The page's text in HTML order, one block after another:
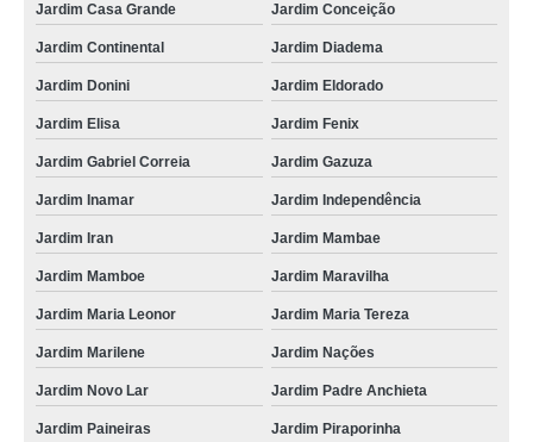
Jardim Casa Grande Jardim Conceição
Jardim Continental Jardim Diadema
Jardim Donini Jardim Eldorado
Jardim Elisa Jardim Fenix
Jardim Gabriel Correia Jardim Gazuza
Jardim Inamar Jardim Independência
Jardim Iran Jardim Mambae
Jardim Mamboe Jardim Maravilha
Jardim Maria Leonor Jardim Maria Tereza
Jardim Marilene Jardim Nações
Jardim Novo Lar Jardim Padre Anchieta
Jardim Paineiras Jardim Piraporinha